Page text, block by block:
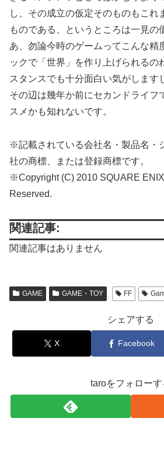
し、その成立の仮定そのものもこれ
ものである、というところは一見の
あ、勿論今時のゲームってこんな精
ックで「世界」を作り上げられるの
スタンスでも十分面白い気がします
その辺は幾年か前にセカンドライフ
スメかも知れないです。
※記載されている会社名・製品名・
社の商標、または登録商標です。
※Copyright (C) 2010 SQUARE
Reserved.
関連記事:
関連記事はありません
GAME GAME・TOY FF
シェアする
X Facebook
taroをフォローす